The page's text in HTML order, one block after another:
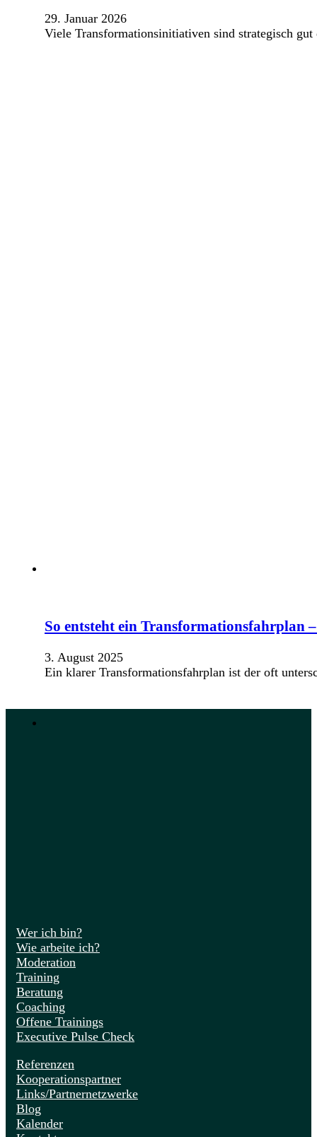
29. Januar 2026
Viele Transformationsinitiativen sind strategisch
So entsteht ein
3. August 2025
Ein klarer Transformationsfahrplan ist der oft
Wer ich bin?
Wie arbeite ich?
Moderation
Training
Beratung
Coaching
Offene Trainings
Executive Pulse Check
Referenzen
Kooperationspartner
Links/Partnernetzwerke
Blog
Kalender